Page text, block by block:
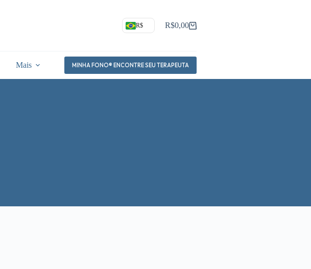
R$ Carrinho
R$0,00
Mais MINHA FONO® ENCONTRE SEU TERAPEUTA